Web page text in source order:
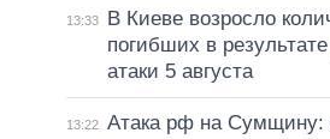
13:33
В Киеве возросло
погибших в
атаки 5 августа
13:22 Атака рф на Сумщину: